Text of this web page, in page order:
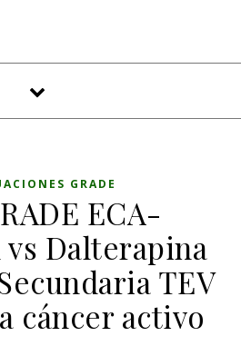
GRADE
ECA-
vs Dalterapina
TEV
cáncer activo